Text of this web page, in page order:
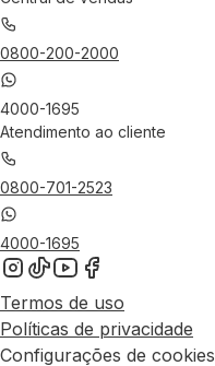
0800-200-2000
4000-1695
Atendimento ao cliente
0800-701-2523
4000-1695
Termos de uso
Políticas de privacidade
Configurações de cookies